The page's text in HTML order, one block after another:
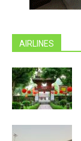
AIRLINES